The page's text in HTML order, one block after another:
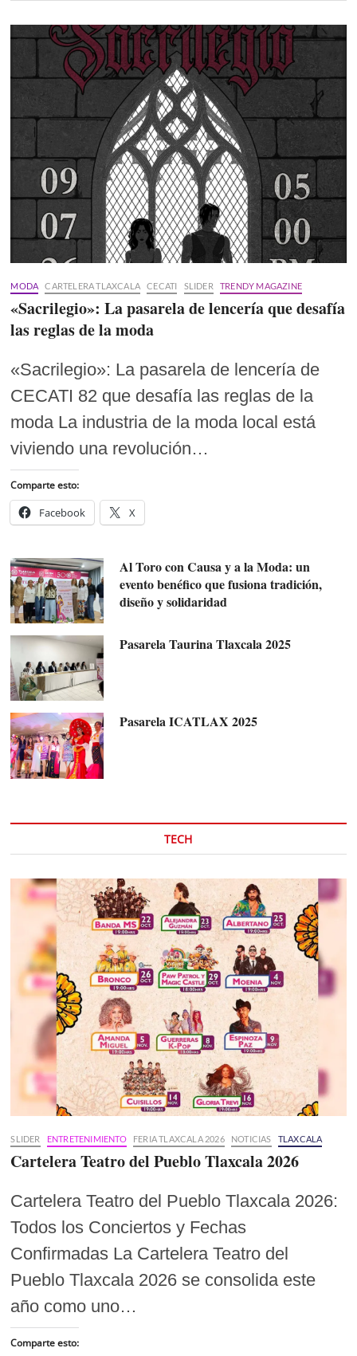
MODA CARTELERA TLAXCALA CECATI SLIDER TRENDY MAGAZINE
«Sacrilegio»: La pasarela de lencería que desafía
las reglas de la moda
«Sacrilegio»: La pasarela de lencería de
CECATI 82 que desafía las reglas de la
moda La industria de la moda local está
viviendo una revolución…
Comparte esto:
Facebook X
Al Toro con Causa y a la Moda: un
evento benéfico que fusiona tradición,
diseño y solidaridad
Pasarela Taurina Tlaxcala 2025
Pasarela ICATLAX 2025
TECH
SLIDER ENTRETENIMIENTO FERIA TLAXCALA 2026 NOTICIAS TLAXCALA
Cartelera Teatro del Pueblo Tlaxcala 2026
Cartelera Teatro del Pueblo Tlaxcala 2026:
Todos los Conciertos y Fechas
Confirmadas La Cartelera Teatro del
Pueblo Tlaxcala 2026 se consolida este
año como uno…
Comparte esto: